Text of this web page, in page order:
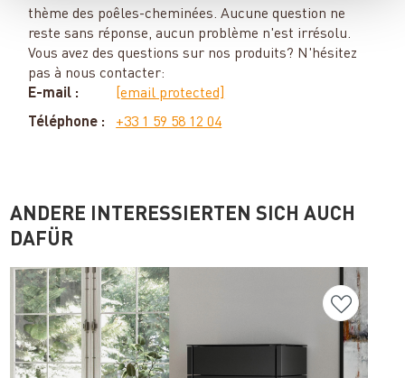
thème des poêles-cheminées. Aucune question ne
reste sans réponse, aucun problème n'est irrésolu.
Vous avez des questions sur nos produits? N'hésitez
pas à nous contacter:
E-mail :
[email protected]
Téléphone :
+33 1 59 58 12 04
ANDERE INTERESSIERTEN SICH AUCH
DAFÜR